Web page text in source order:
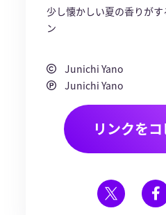
少し懐かしい夏の香りが
ン
Junichi Yano
Junichi Yano
リンクを